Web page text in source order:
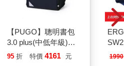
【PUGO】聰明書包
3.0 plus(中低年級)酷
黑 全新進化玩美上市
95 折 特價 4161 元
泳
1990